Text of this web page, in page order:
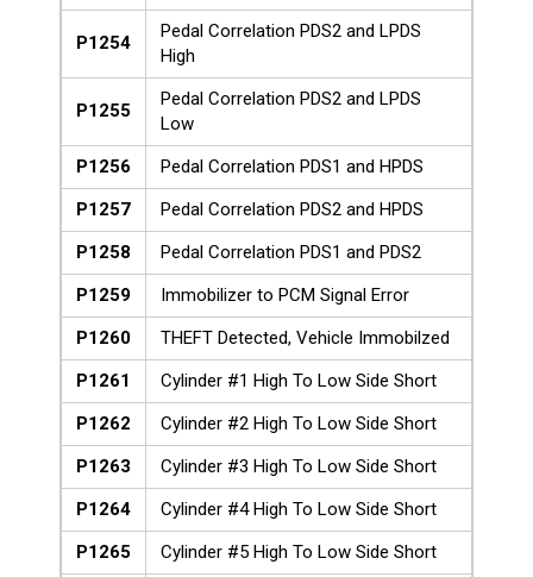
P1254
Pedal Correlation PDS2 and LPDS
High
P1255
Pedal Correlation PDS2 and LPDS
Low
P1256
Pedal Correlation PDS1 and HPDS
P1257
Pedal Correlation PDS2 and HPDS
P1258
Pedal Correlation PDS1 and PDS2
P1259
Immobilizer to PCM Signal Error
P1260
THEFT Detected, Vehicle Immobilzed
P1261
Cylinder #1 High To Low Side Short
P1262
Cylinder #2 High To Low Side Short
P1263
Cylinder #3 High To Low Side Short
P1264
Cylinder #4 High To Low Side Short
P1265
Cylinder #5 High To Low Side Short